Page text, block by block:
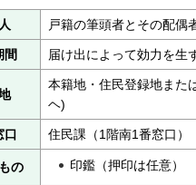
戸籍の筆頭者とその配偶
間 届け出によって効力を生
本籍地・住民登録地また
ヘ)
口 住民課（1階南1番窓口）
の 印鑑（押印は任意）